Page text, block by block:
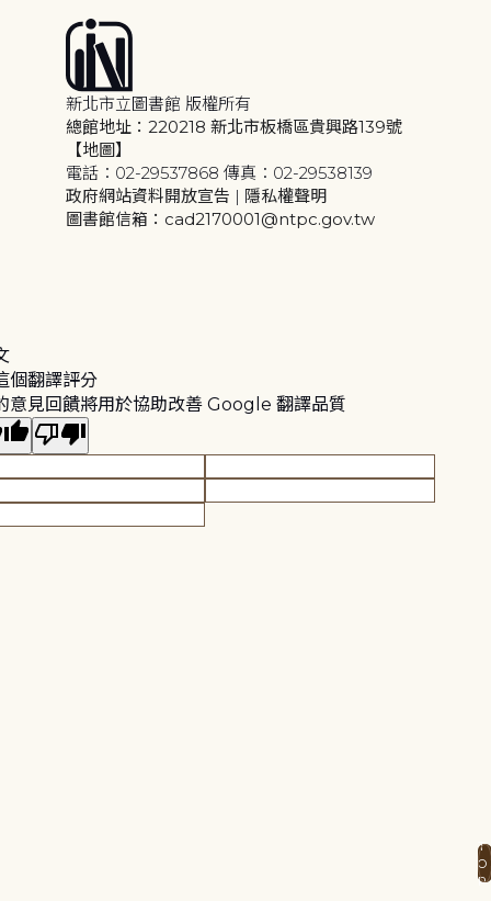
新北市立圖書館 版權所有
總館地址：220218 新北市板橋區貴興路139號
【地圖】
電話：02-29537868 傳真：02-29538139
政府網站資料開放宣告 | 隱私權聲明
圖書館信箱：cad2170001@ntpc.gov.tw
個翻譯評分
意見回饋將用於協助改善 Google 翻譯品質